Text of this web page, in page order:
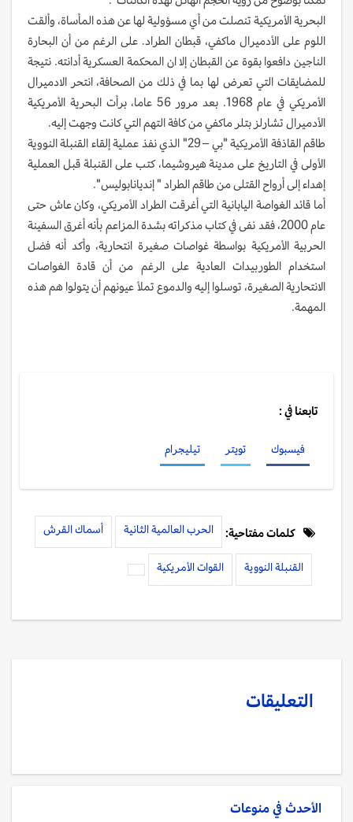
البحرية الأمريكية تنصلت من أي مسؤولية لها عن هذه المأساة، وألقت
اللوم على الأدميرال ماكفي، قبطان الطراد. على الرغم من أن البحارة
الناجين دافعوا بقوة عن القبطان إلا ان المحكمة العسكرية أدانته. نتيجة
للمضايقات التي تعرض لها بما في ذلك من الصحافة، انتحر الادميرال
الأمريكي في عام 1968. بعد مرور 56 عاما، برأت البحرية الأمريكية
الأدميرال تشارلز بتلر ماكفي من كافة التهم التي كانت وجهت إليه.
طاقم القاذفة الأمريكية "بي – 29" الذي نفذ عملية إلقاء القنبلة النووية
الأولى في التاريخ على مدينة هيروشيما، كتب على القنبلة قبل العملية
إهداء إلى أرواح القتلى من طاقم الطراد " إنديانابوليس".
أما قائد الغواصة اليابانية التي أغرقت الطراد الأمريكي، وكان عاش حتى
عام 2000، فقد نفى في كتاب مذكراته بشدة المزاعم بأنه أغرق السفينة
الحربية الأمريكية بواسطة غواصات صغيرة انتحارية، وأكد أنه فضل
استخدام الطوربيدات العادية على الرغم من أن قادة الغواصات
الانتحارية الصغيرة، توسلوا إليه والدموع تملأ عيونهم أن يتولوا هم هذه
المهمة.
تابعنا في :
فيسبوك تويتر تيليجرام
كلمات مفتاحية: الحرب العالمية الثانية أسماك القرش
القنبلة النووية القوات الأمريكية
التعليقات
الأحدث فيمنوعات